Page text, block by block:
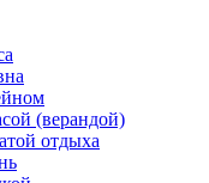
(верандой)
отдыха